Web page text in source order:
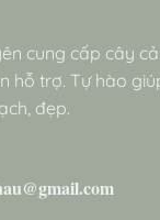
cung cấp cây
hỗ trợ. Tự hào
đẹp.